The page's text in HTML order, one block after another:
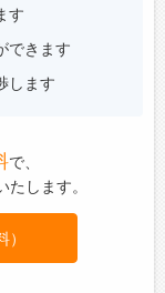
す
できます
します
で、
します。